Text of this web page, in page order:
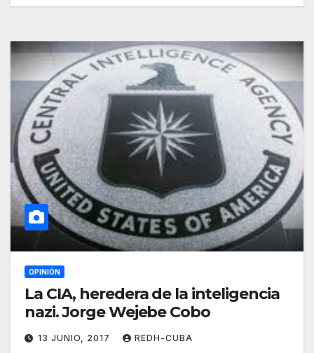
OPINIÓN
La CIA, heredera de la inteligencia
nazi. Jorge Wejebe Cobo
13 JUNIO, 2017 REDH-CUBA